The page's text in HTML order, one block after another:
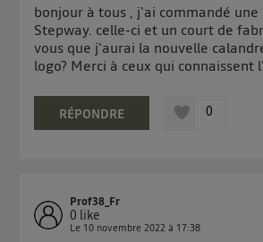
bonjour à tous , j'ai commandé une
Stepway. celle-ci et un court de
vous que j'aurai la nouvelle
logo? Merci à ceux qui connaissent
RÉPONDRE 0
Prof38_Fr
0 like
Le 10 novembre 2022 à 17:38